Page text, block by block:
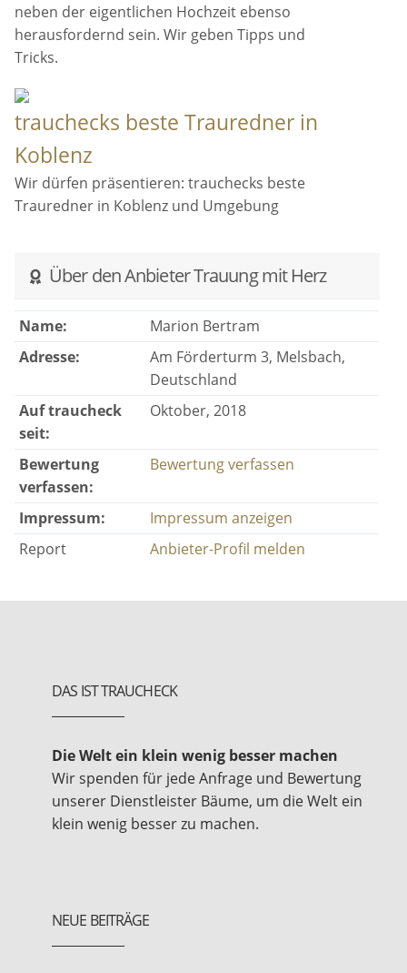
neben der eigentlichen Hochzeit ebenso
herausfordernd sein. Wir geben Tipps und
Tricks.
trauchecks beste Trauredner in
Koblenz
Wir dürfen präsentieren: trauchecks beste
Trauredner in Koblenz und Umgebung
Über den Anbieter Trauung mit Herz
Name:
Marion Bertram
Adresse:
Am Förderturm 3, Melsbach,
Deutschland
Auf traucheck
seit:
Oktober, 2018
Bewertung
verfassen:
Bewertung verfassen
Impressum:
Impressum anzeigen
Report
Anbieter-Profil melden
DAS IST TRAUCHECK
Die Welt ein klein wenig besser machen
Wir spenden für jede Anfrage und Bewertung
unserer Dienstleister Bäume, um die Welt ein
klein wenig besser zu machen.
NEUE BEITRÄGE